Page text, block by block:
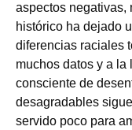
aspectos negativas,
histórico ha dejado
diferencias raciales
muchos datos y a
consciente de
desagradables
servido poco para